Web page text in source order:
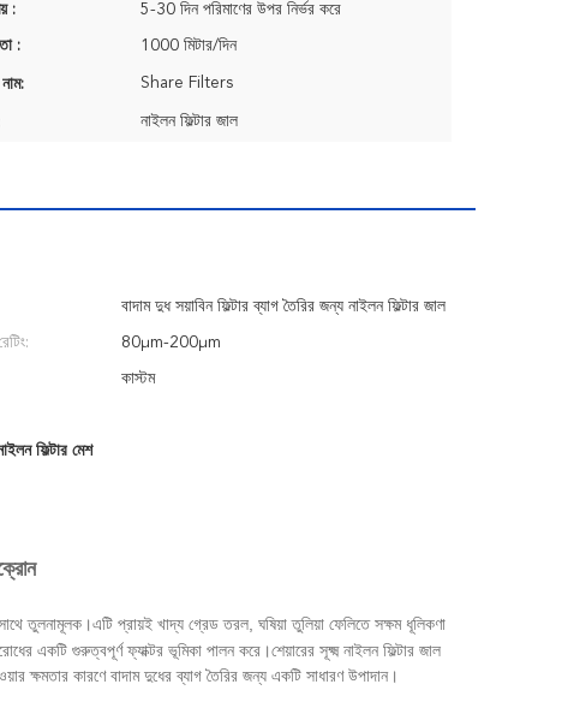
: 5-30 দিন পরিমাণের উপর নির্ভর করে
: 1000 মিটার/দিন
Share Filters
নাইলন ফিল্টার জাল
বাদাম দুধ সয়াবিন ফিল্টার ব্যাগ তৈরির জন্য নাইলন ফিল্টার জাল
80μm-200μm
কাস্টম
ফিল্টার মেশ
তুলনামূলক।এটি প্রায়ই খাদ্য গ্রেড তরল, ঘষিয়া তুলিয়া ফেলিতে সক্ষম ধূলিকণা
একটি গুরুত্বপূর্ণ ফ্যাক্টর ভূমিকা পালন করে। শেয়ারের সূক্ষ্ম নাইলন ফিল্টার জাল
ক্ষমতার কারণে বাদাম দুধের ব্যাগ তৈরির জন্য একটি সাধারণ উপাদান।